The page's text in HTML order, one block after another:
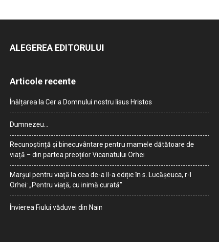
ALEGEREA EDITORULUI
Articole recente
Înălțarea la Cer a Domnului nostru Iisus Hristos
Dumnezeu…
Recunoștință și binecuvântare pentru mamele dătătoare de
viață – din partea preoților Vicariatului Orhei
Marșul pentru viață la cea de-a II-a ediție în s. Lucășeuca, r-l
Orhei: „Pentru viață, cu inimă curată”
Învierea Fiului văduvei din Nain